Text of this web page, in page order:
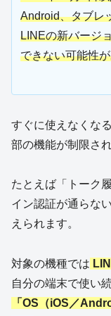
Android、タブレ
LINEの新バージ
できない可能性
すぐに使えなくな
部の機能が制限さ
たとえば「トーク
イン認証が通らな
えられます。
対象の機種では
自分の端末で使い
「OS（iOS／